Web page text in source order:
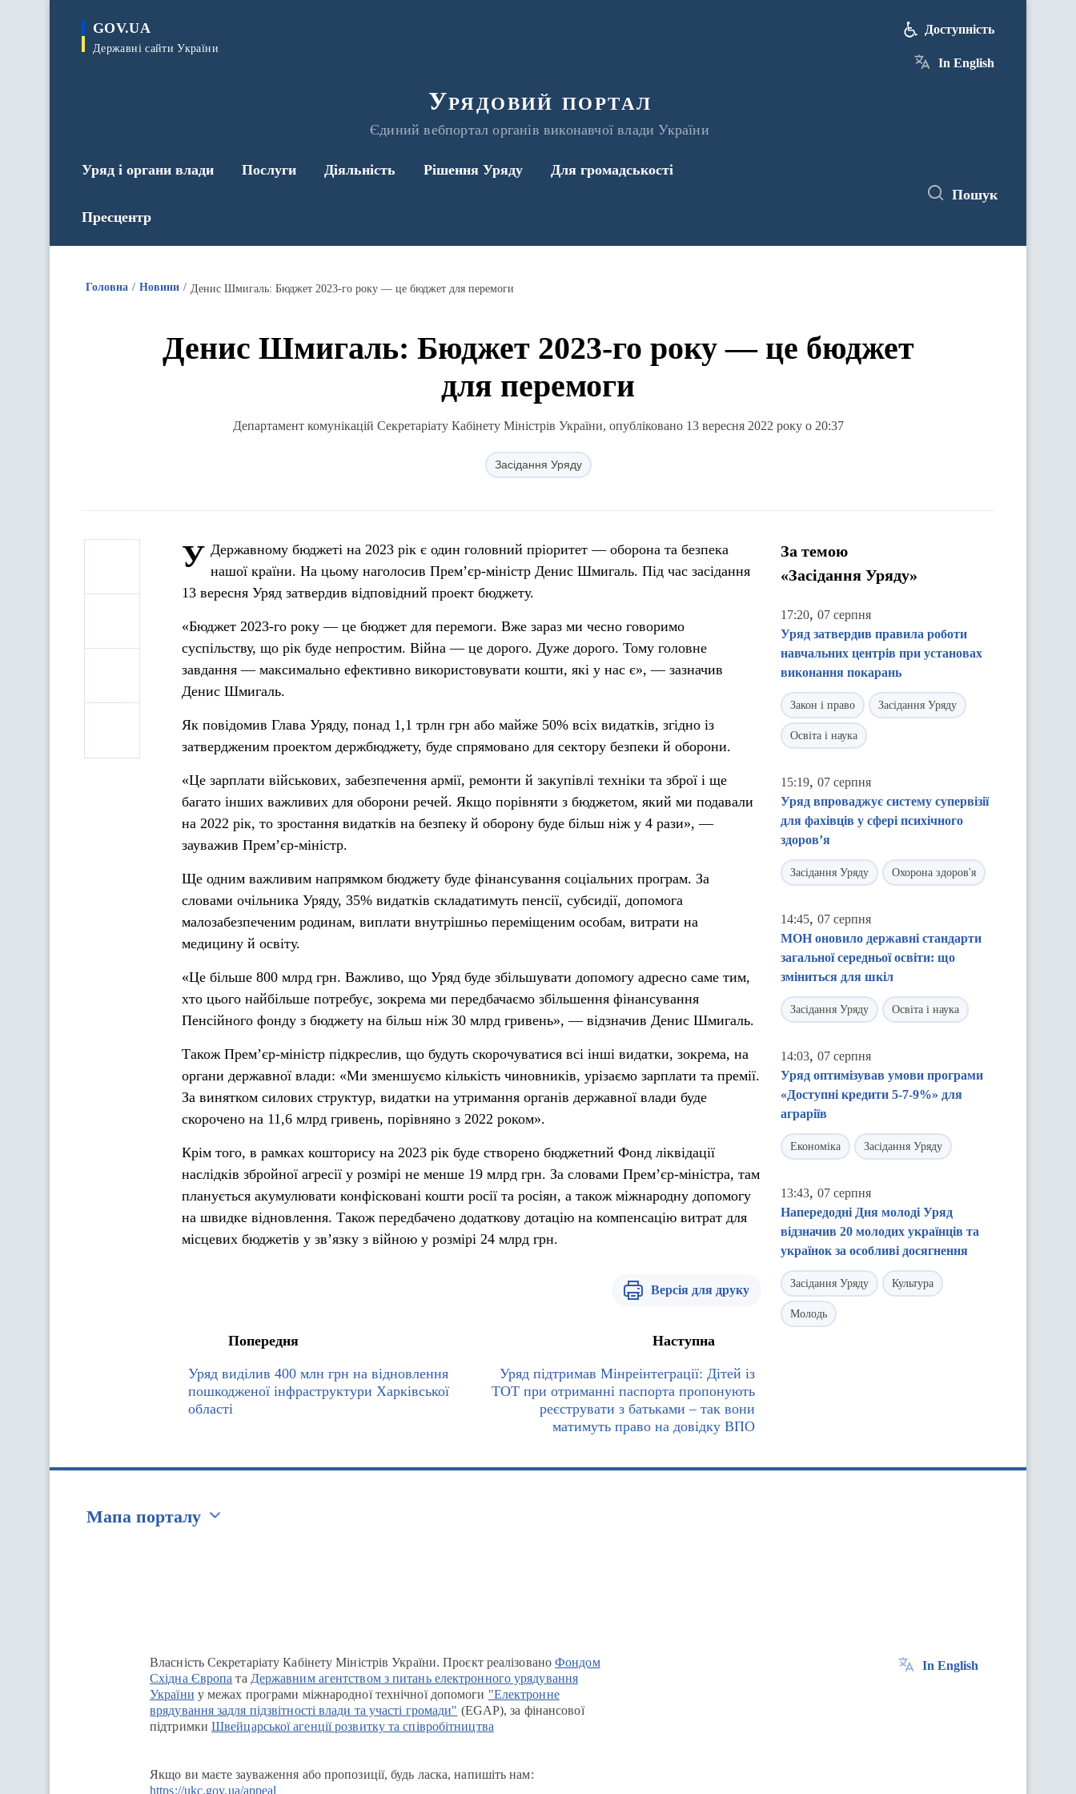
GOV.UA
Державні сайти України
Урядовий портал
Єдиний вебпортал органів виконавчої влади України
Доступність
In English
Уряд і органи влади Послуги Діяльність Рішення Уряду Для громадськості
Пресцентр
Пошук
Головна Новини Денис Шмигаль: Бюджет 2023-го року — це бюджет для перемоги
Денис Шмигаль: Бюджет 2023-го року — це бюджет
для перемоги
Департамент комунікацій Секретаріату Кабінету Міністрів України, опубліковано 13 вересня 2022 року о 20:37
Засідання Уряду
У Державному бюджеті на 2023 рік є один головний пріоритет — оборона та безпека
нашої країни. На цьому наголосив Прем’єр-міністр Денис Шмигаль. Під час засідання
13 вересня Уряд затвердив відповідний проект бюджету.
«Бюджет 2023-го року — це бюджет для перемоги. Вже зараз ми чесно говоримо
суспільству, що рік буде непростим. Війна — це дорого. Дуже дорого. Тому головне
завдання — максимально ефективно використовувати кошти, які у нас є», — зазначив
Денис Шмигаль.
Як повідомив Глава Уряду, понад 1,1 трлн грн або майже 50% всіх видатків, згідно із
затвердженим проектом держбюджету, буде спрямовано для сектору безпеки й оборони.
«Це зарплати військових, забезпечення армії, ремонти й закупівлі техніки та зброї і ще
багато інших важливих для оборони речей. Якщо порівняти з бюджетом, який ми подавали
на 2022 рік, то зростання видатків на безпеку й оборону буде більш ніж у 4 рази», —
зауважив Прем’єр-міністр.
Ще одним важливим напрямком бюджету буде фінансування соціальних програм. За
словами очільника Уряду, 35% видатків складатимуть пенсії, субсидії, допомога
малозабезпеченим родинам, виплати внутрішньо переміщеним особам, витрати на
медицину й освіту.
«Це більше 800 млрд грн. Важливо, що Уряд буде збільшувати допомогу адресно саме тим,
хто цього найбільше потребує, зокрема ми передбачаємо збільшення фінансування
Пенсійного фонду з бюджету на більш ніж 30 млрд гривень», — відзначив Денис Шмигаль.
Також Прем’єр-міністр підкреслив, що будуть скорочуватися всі інші видатки, зокрема, на
органи державної влади: «Ми зменшуємо кількість чиновників, урізаємо зарплати та премії.
За винятком силових структур, видатки на утримання органів державної влади буде
скорочено на 11,6 млрд гривень, порівняно з 2022 роком».
Крім того, в рамках кошторису на 2023 рік буде створено бюджетний Фонд ліквідації
наслідків збройної агресії у розмірі не менше 19 млрд грн. За словами Прем’єр-міністра, там
планується акумулювати конфісковані кошти росії та росіян, а також міжнародну допомогу
на швидке відновлення. Також передбачено додаткову дотацію на компенсацію витрат для
місцевих бюджетів у зв’язку з війною у розмірі 24 млрд грн.
Версія для друку
Попередня
Уряд виділив 400 млн грн на відновлення
пошкодженої інфраструктури Харківської
області
Наступна
Уряд підтримав Мінреінтеграції: Дітей із
ТОТ при отриманні паспорта пропонують
реєструвати з батьками – так вони
матимуть право на довідку ВПО
За темою
«Засідання Уряду»
17:20, 07 серпня
Уряд затвердив правила роботи
навчальних центрів при установах
виконання покарань
Закон і право Засідання Уряду
Освіта і наука
15:19, 07 серпня
Уряд впроваджує систему супервізії
для фахівців у сфері психічного
здоров’я
Засідання Уряду Охорона здоров'я
14:45, 07 серпня
МОН оновило державні стандарти
загальної середньої освіти: що
зміниться для шкіл
Засідання Уряду Освіта і наука
14:03, 07 серпня
Уряд оптимізував умови програми
«Доступні кредити 5-7-9%» для
аграріїв
Економіка Засідання Уряду
13:43, 07 серпня
Напередодні Дня молоді Уряд
відзначив 20 молодих українців та
українок за особливі досягнення
Засідання Уряду Культура
Молодь
Мапа порталу
Власність Секретаріату Кабінету Міністрів України. Проєкт реалізованоФондом
Східна Європа та Державним агентством з питань електронного урядування
України у межах програми міжнародної технічної допомоги "Електронне
врядування задля підзвітності влади та участі громади" (EGAP), за фінансової
підтримки Швейцарської агенції розвитку та співробітництва
Якщо ви маєте зауваження або пропозиції, будь ласка, напишіть нам:
https://ukc.gov.ua/appeal
In English